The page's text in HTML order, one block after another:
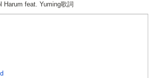
Harum feat. Yuming歌詞